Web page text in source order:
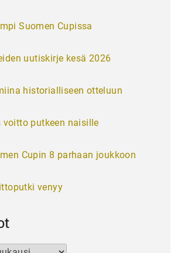
Suomen Cupissa
uutiskirje kesä 2026
historialliseen otteluun
voitto putkeen naisille
Cupin 8 parhaan joukkoon
venyy